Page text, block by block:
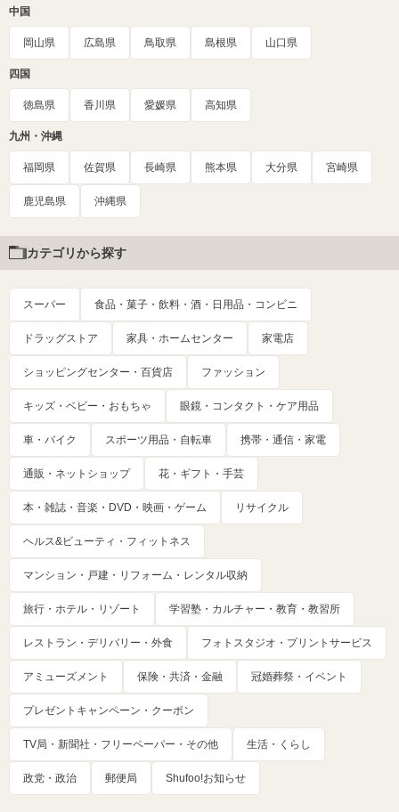
中国
岡山県 広島県 鳥取県 島根県 山口県
四国
徳島県 香川県 愛媛県 高知県
九州・沖縄
福岡県 佐賀県 長崎県 熊本県 大分県 宮崎県
鹿児島県 沖縄県
カテゴリから探す
スーパー 食品・菓子・飲料・酒・日用品・コンビニ
ドラッグストア 家具・ホームセンター 家電店
ショッピングセンター・百貨店 ファッション
キッズ・ベビー・おもちゃ 眼鏡・コンタクト・ケア用品
車・バイク スポーツ用品・自転車 携帯・通信・家電
通販・ネットショップ 花・ギフト・手芸
本・雑誌・音楽・DVD・映画・ゲーム リサイクル
ヘルス&ビューティ・フィットネス
マンション・戸建・リフォーム・レンタル収納
旅行・ホテル・リゾート 学習塾・カルチャー・教育・教習所
レストラン・デリバリー・外食 フォトスタジオ・プリントサービス
アミューズメント 保険・共済・金融 冠婚葬祭・イベント
プレゼントキャンペーン・クーポン
TV局・新聞社・フリーペーパー・その他 生活・くらし
政党・政治 郵便局 Shufoo!お知らせ